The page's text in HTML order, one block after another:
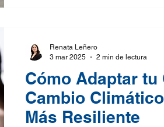
Cómo Adaptar tu
Cambio
Más Resiliente
Renata Leñero
3 mar 2025
2 min de lectura